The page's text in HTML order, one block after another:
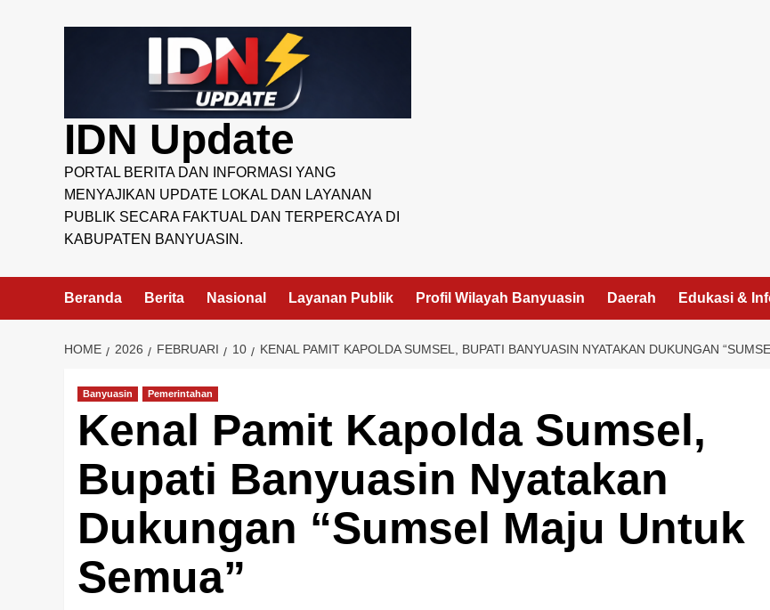
IDN Update
PORTAL BERITA DAN INFORMASI YANG
MENYAJIKAN UPDATE LOKAL DAN LAYANAN
PUBLIK SECARA FAKTUAL DAN TERPERCAYA DI
KABUPATEN BANYUASIN.
Beranda Berita Nasional Layanan Publik Profil Wilayah Banyuasin Daerah Edukasi &
HOME 2026 FEBRUARI 10 KENAL PAMIT KAPOLDA SUMSEL, BUPATI BANYUASIN NYATAKAN DUKUNGAN
Banyuasin Pemerintahan
Kenal Pamit Kapolda Sumsel,
Bupati Banyuasin Nyatakan
Dukungan “Sumsel Maju Untuk
Semua”